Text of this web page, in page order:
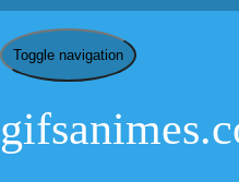
Toggle navigation